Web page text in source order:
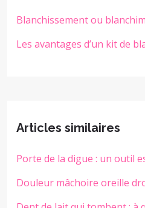
Blanchissement ou
Les avantages d’un kit de
Articles similaires
Porte de la digue : un outil
Douleur mâchoire oreille